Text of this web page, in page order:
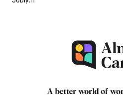
A better world of